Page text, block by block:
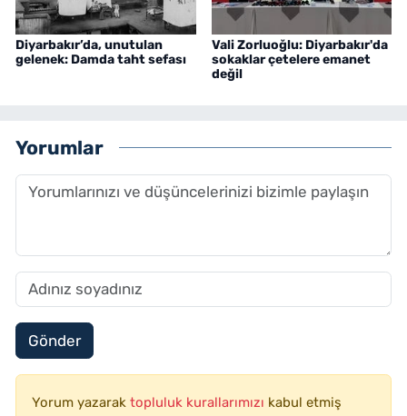
Diyarbakır’da, unutulan
gelenek: Damda taht sefası
Vali Zorluoğlu: Diyarbakır'da
sokaklar çetelere emanet
değil
Yorumlar
Gönder
Yorum yazarak topluluk kurallarımızı kabul etmiş